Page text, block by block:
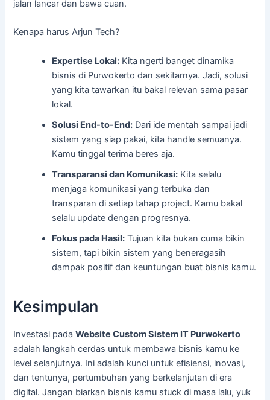
jalan lancar dan bawa cuan.
Kenapa harus Arjun Tech?
Expertise Lokal: Kita ngerti banget dinamika
bisnis di Purwokerto dan sekitarnya. Jadi, solusi
yang kita tawarkan itu bakal relevan sama pasar
lokal.
Solusi End-to-End: Dari ide mentah sampai jadi
sistem yang siap pakai, kita handle semuanya.
Kamu tinggal terima beres aja.
Transparansi dan Komunikasi: Kita selalu
menjaga komunikasi yang terbuka dan
transparan di setiap tahap project. Kamu bakal
selalu update dengan progresnya.
Fokus pada Hasil: Tujuan kita bukan cuma bikin
sistem, tapi bikin sistem yang beneragasih
dampak positif dan keuntungan buat bisnis kamu.
Kesimpulan
Investasi padaWebsite Custom Sistem IT Purwokerto
adalah langkah cerdas untuk membawa bisnis kamu ke
level selanjutnya. Ini adalah kunci untuk efisiensi, inovasi,
dan tentunya, pertumbuhan yang berkelanjutan di era
digital. Jangan biarkan bisnis kamu stuck di masa lalu, yuk